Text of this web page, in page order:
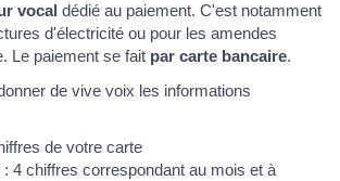
vocal dédié au paiement. C'est notamment
d'électricité ou pour les amendes
Le paiement se fait par carte bancaire.
de vive voix les informations
de votre carte
: 4 chiffres correspondant au mois et à